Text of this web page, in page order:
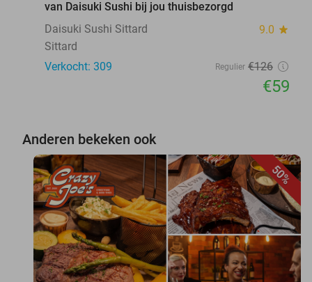
van Daisuki Sushi bij jou thuisbezorgd
Daisuki Sushi Sittard
9.0 star
Sittard
Verkocht: 309
Regulier €126
€59
Anderen bekeken ook
50%